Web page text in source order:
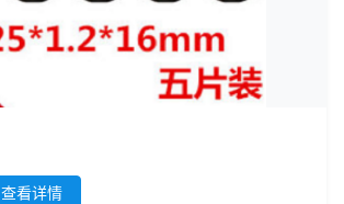
查看详情